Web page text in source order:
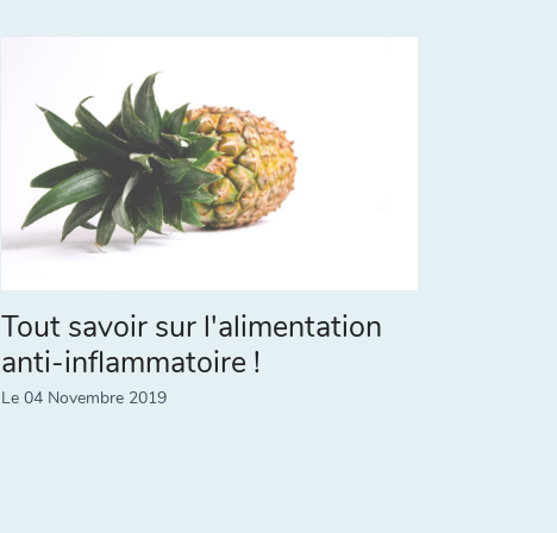
Tout savoir sur l'alimentation
anti-inflammatoire !
Le 04 Novembre 2019